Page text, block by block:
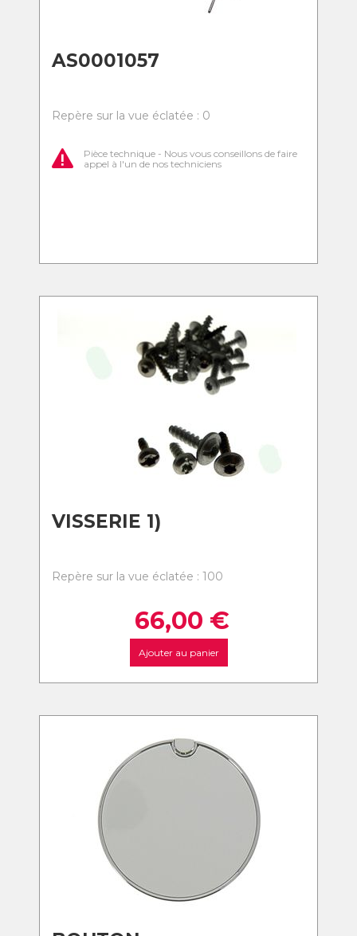
AS0001057
Repère sur la vue éclatée : 0
Pièce technique - Nous vous conseillons de faire
appel à l'un de nos techniciens
VISSERIE 1)
Repère sur la vue éclatée : 100
66,00 €
Ajouter au panier